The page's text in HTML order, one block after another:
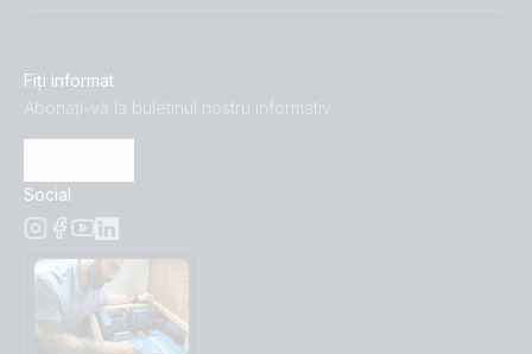
Fiți informat
Abonați-vă la buletinul nostru informativ
Social